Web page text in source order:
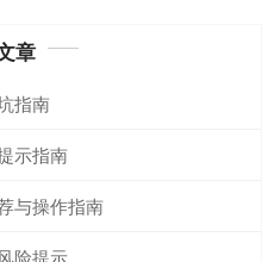
章
指南
示指南
与操作指南
险提示